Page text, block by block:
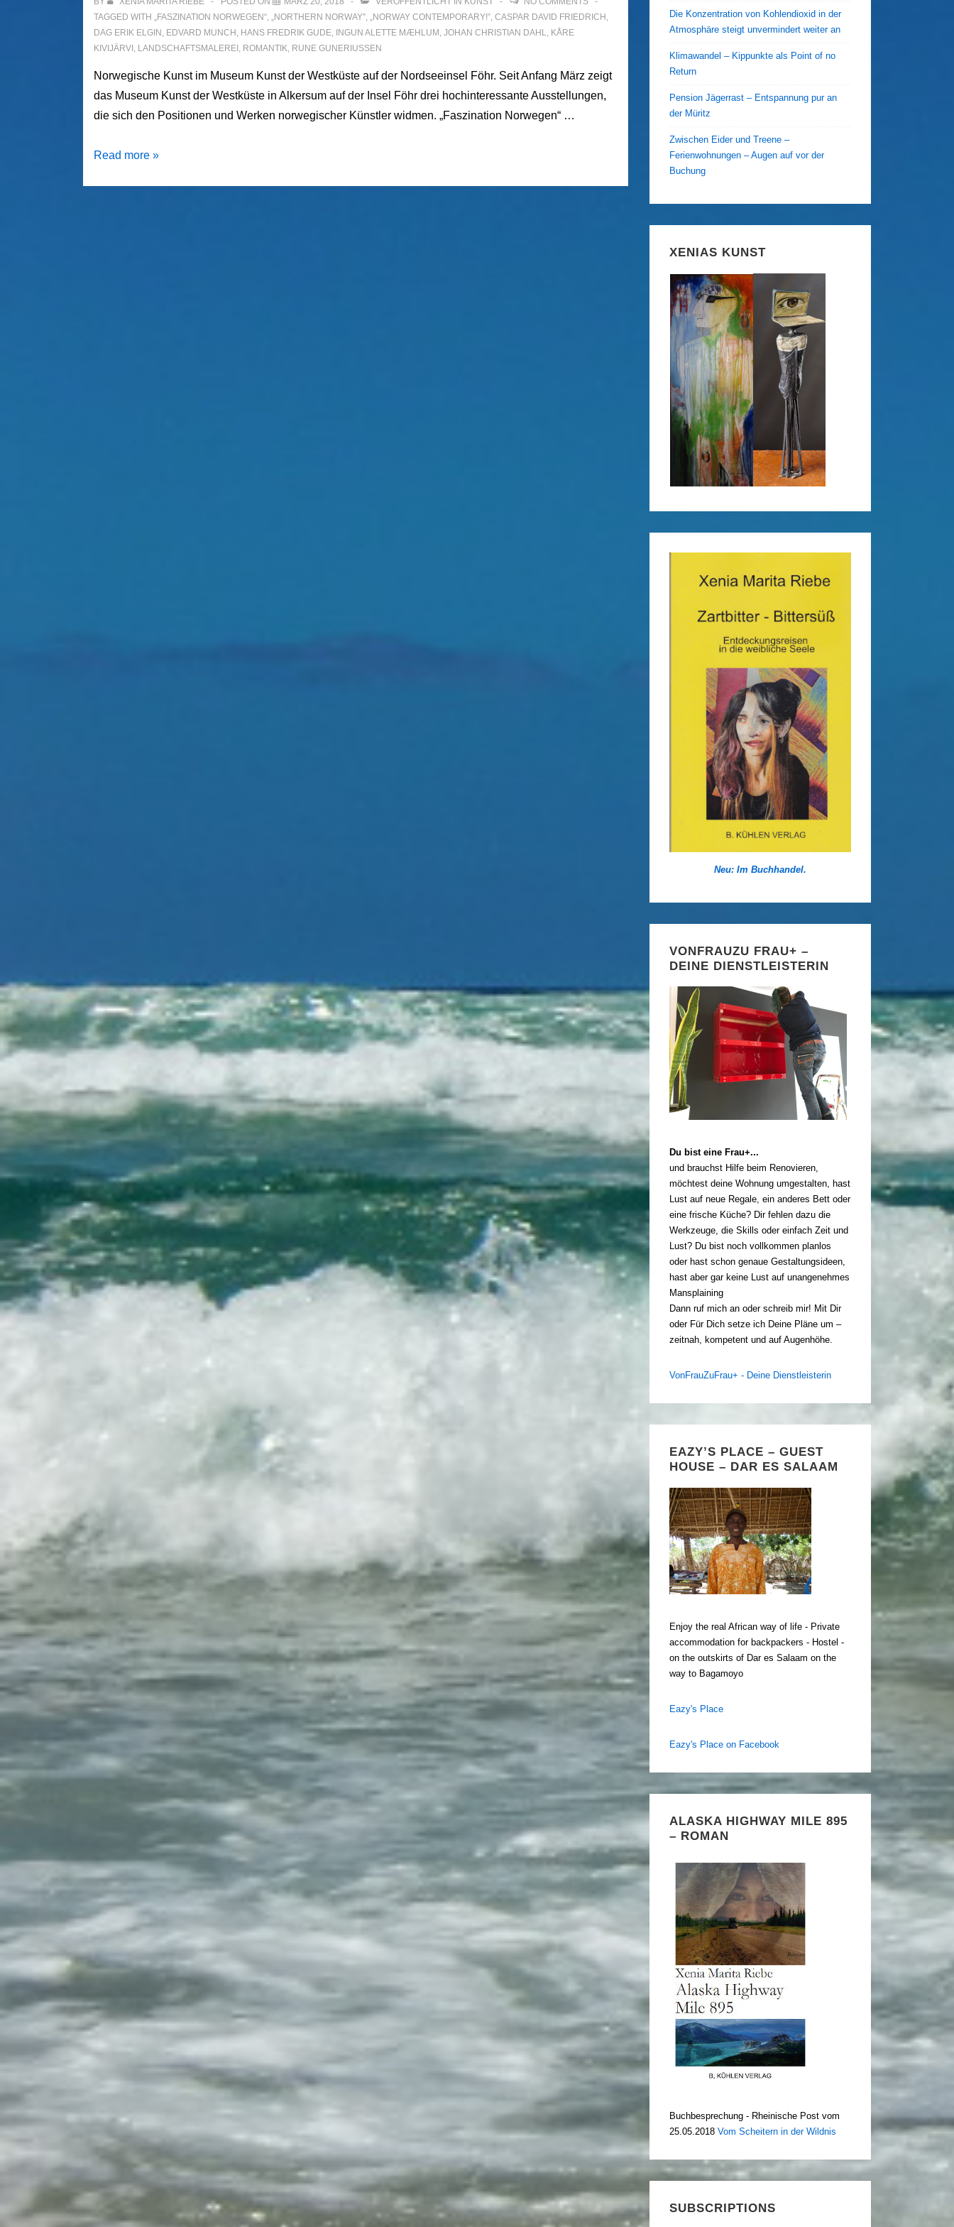
TAGGED WITH
„FASZINATION NORWEGEN“ „NORTHERN NORWAY” „NORWAY CONTEMPORARY!” CASPAR DAVID FRIEDRICH
DAG ERIK ELGIN EDVARD MUNCH HANS FREDRIK GUDE INGUN ALETTE MÆHLUM JOHAN CHRISTIAN DAHL
KÅRE
KIVIJÄRVI LANDSCHAFTSMALEREI ROMANTIK RUNE GUNERIUSSEN
Norwegische Kunst im Museum Kunst der Westküste auf der Nordseeinsel Föhr. Seit Anfang März zeigt
das Museum Kunst der Westküste in Alkersum auf der Insel Föhr drei hochinteressante Ausstellungen,
die sich den Positionen und Werken norwegischer Künstler widmen. „Faszination Norwegen“ …
Faszination
Read more »
Die Konzentration von Kohlendioxid in der
Atmosphäre steigt unvermindert weiter an
Klimawandel – Kippunkte als Point of no
Return
Pension Jägerrast – Entspannung pur an
der Müritz
Zwischen Eider und Treene –
Ferienwohnungen – Augen auf vor der
Buchung
XENIAS KUNST
Neu: Im Buchhandel.
VONFRAUZU FRAU+ –
DEINE DIENSTLEISTERIN
Du bist eine Frau+...
und brauchst Hilfe beim Renovieren,
möchtest deine Wohnung umgestalten, hast
Lust auf neue Regale, ein anderes Bett oder
eine frische Küche? Dir fehlen dazu die
Werkzeuge, die Skills oder einfach Zeit und
Lust? Du bist noch vollkommen planlos
oder hast schon genaue Gestaltungsideen,
hast aber gar keine Lust auf unangenehmes
Mansplaining
Dann ruf mich an oder schreib mir! Mit Dir
oder Für Dich setze ich Deine Pläne um –
zeitnah, kompetent und auf Augenhöhe.
VonFrauZuFrau+ - Deine Dienstleisterin
EAZY’S PLACE – GUEST
HOUSE – DAR ES SALAAM
Enjoy the real African way of life - Private
accommodation for backpackers - Hostel -
on the outskirts of Dar es Salaam on the
way to Bagamoyo
Eazy's Place
Eazy's Place on Facebook
ALASKA HIGHWAY MILE 895
– ROMAN
Buchbesprechung - Rheinische Post vom
25.05.2018 Vom Scheitern in der Wildnis
SUBSCRIPTIONS